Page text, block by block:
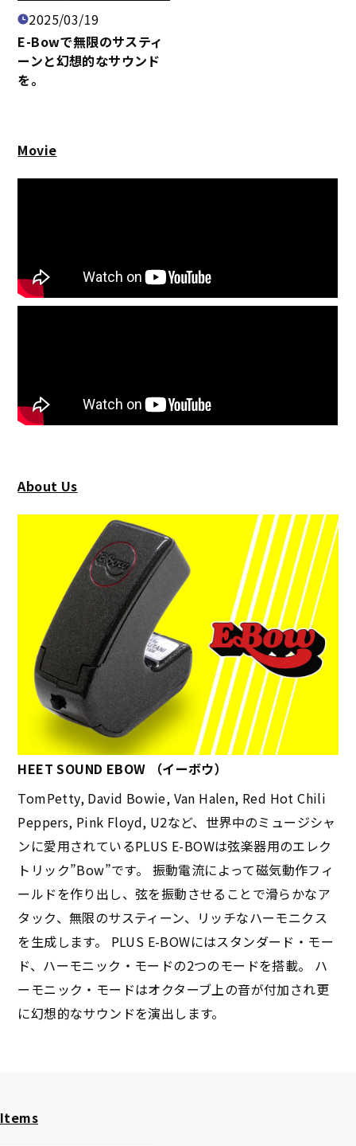
2025/03/19
E-Bowで無限のサスティ
ーンと幻想的なサウンド
を。
Movie
About Us
HEET SOUND EBOW （イーボウ）
TomPetty, David Bowie, Van Halen, Red Hot Chili
Peppers, Pink Floyd, U2など、世界中のミュージシャ
ンに愛用されているPLUS E-BOWは弦楽器用のエレク
トリック”Bow”です。 振動電流によって磁気動作フィ
ールドを作り出し、弦を振動させることで滑らかなア
タック、無限のサスティーン、リッチなハーモニクス
を生成します。 PLUS E-BOWにはスタンダード・モー
ド、ハーモニック・モードの2つのモードを搭載。 ハ
ーモニック・モードはオクターブ上の音が付加され更
に幻想的なサウンドを演出します。
Items